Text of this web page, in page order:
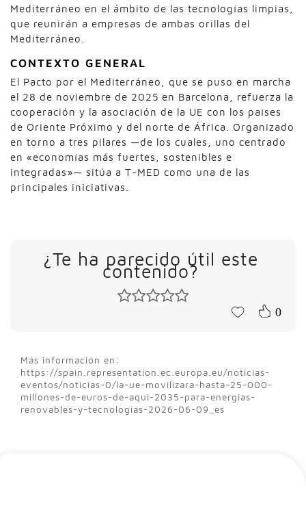
Mediterráneo en el ámbito de las tecnologías limpias,
que reunirán a empresas de ambas orillas del
Mediterráneo.
CONTEXTO GENERAL
El Pacto por el Mediterráneo, que se puso en marcha
el 28 de noviembre de 2025 en Barcelona, refuerza la
cooperación y la asociación de la UE con los países
de Oriente Próximo y del norte de África. Organizado
en torno a tres pilares —de los cuales, uno centrado
en «economías más fuertes, sostenibles e
integradas»— sitúa a T-MED como una de las
principales iniciativas.
¿Te ha parecido útil este
contenido?
0
Más información en:
https://spain.representation.ec.europa.eu/noticias-
eventos/noticias-0/la-ue-movilizara-hasta-25-000-
millones-de-euros-de-aqui-2035-para-energias-
renovables-y-tecnologias-2026-06-09_es